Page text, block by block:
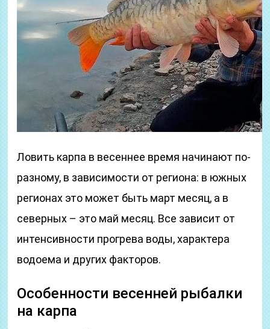
Ловить карпа в весеннее время начинают по-
разному, в зависимости от региона: в южных
регионах это может быть март месяц, а в
северных – это май месяц. Все зависит от
интенсивности прогрева воды, характера
водоема и других факторов.
Особенности весенней рыбалки
на карпа